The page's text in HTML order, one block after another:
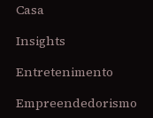
Casa
Insights
Entretenimento
Empreendedorismo